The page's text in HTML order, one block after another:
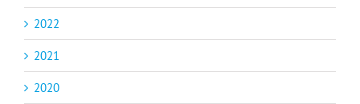
2022
2021
2020